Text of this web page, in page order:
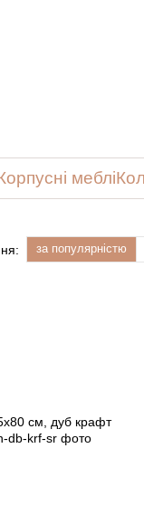
меблі
за популярністю